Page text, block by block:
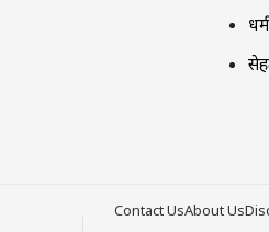
Contact UsAbout Us